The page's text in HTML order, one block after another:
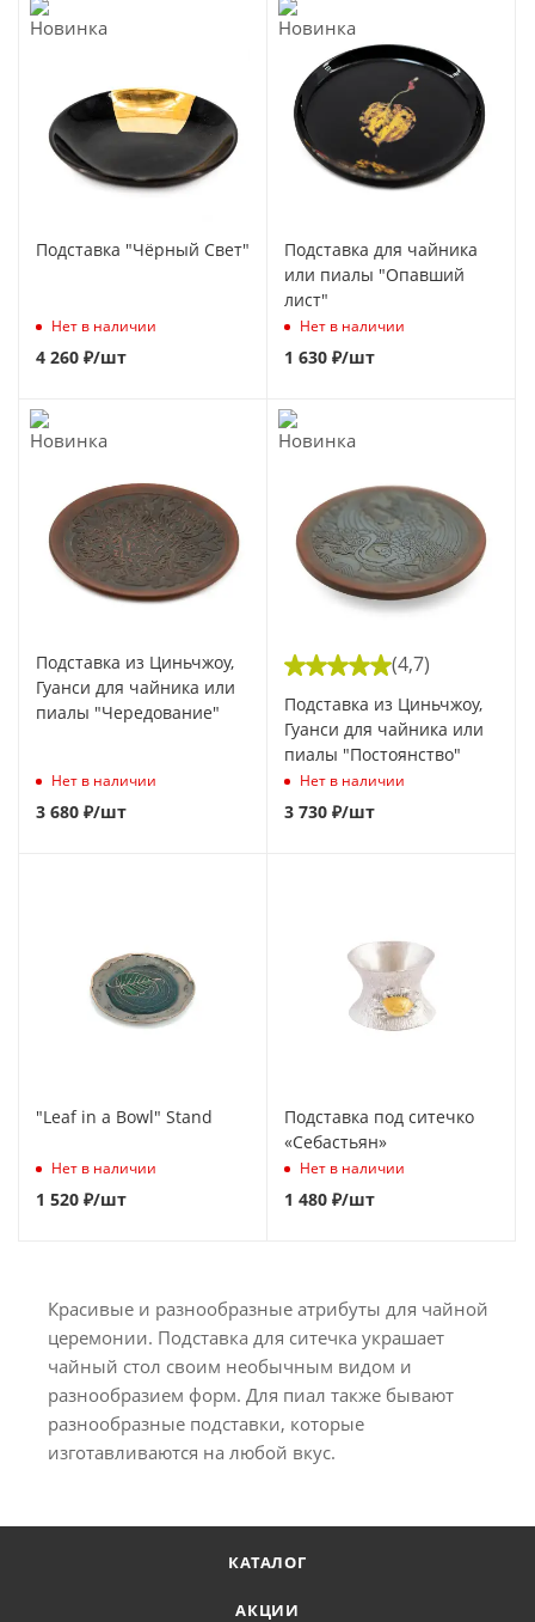
Подставка "Чёрный Свет"
Нет в наличии
4 260 ₽/шт
Подставка для чайника
или пиалы "Опавший
лист"
Нет в наличии
1 630 ₽/шт
Подставка из Циньчжоу,
Гуанси для чайника или
пиалы "Чередование"
Нет в наличии
3 680 ₽/шт
(4,7)
Подставка из Циньчжоу,
Гуанси для чайника или
пиалы "Постоянство"
Нет в наличии
3 730 ₽/шт
"Leaf in a Bowl" Stand
Нет в наличии
1 520 ₽/шт
Подставка под ситечко
«Себастьян»
Нет в наличии
1 480 ₽/шт
Красивые и разнообразные атрибуты для чайной
церемонии. Подставка для ситечка украшает
чайный стол своим необычным видом и
разнообразием форм. Для пиал также бывают
разнообразные подставки, которые
изготавливаются на любой вкус.
КАТАЛОГ
АКЦИИ